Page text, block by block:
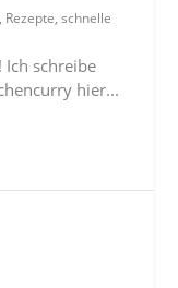
, Rezepte,schnelle
Ich schreibe
hier...